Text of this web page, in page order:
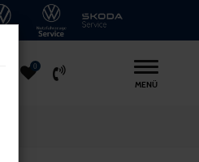
MENÜ
0